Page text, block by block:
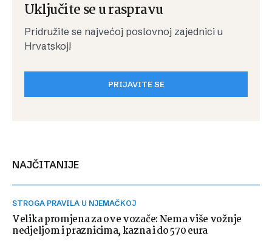
Uključite se u raspravu
Pridružite se najvećoj poslovnoj zajednici u
Hrvatskoj!
PRIJAVITE SE
NAJČITANIJE
STROGA PRAVILA U NJEMAČKOJ
Velika promjena za ove vozače: Nema više vožnje
nedjeljom i praznicima, kazna i do 570 eura